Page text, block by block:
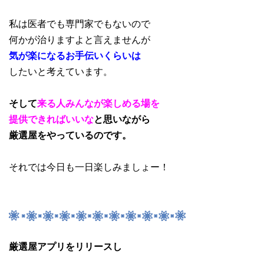
私は医者でも専門家でもないので
何かが治りますよと言えませんが
気が楽になるお手伝いくらいは
したいと考えています。
そして来る人みんなが楽しめる場を
提供できればいいなと思いながら
厳選屋をやっているのです。
それでは今日も一日楽しみましょー！
厳選屋アプリをリリースし